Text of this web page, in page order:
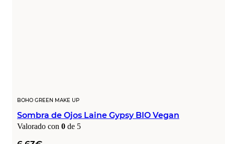
BOHO GREEN MAKE UP
Sombra de Ojos Laine Gypsy BIO Vegan
Valorado con 0 de 5